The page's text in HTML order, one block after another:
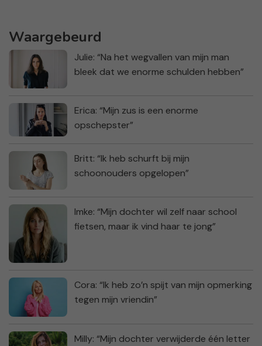
Waargebeurd
Julie: “Na het wegvallen van mijn man
bleek dat we enorme schulden hebben”
Erica: “Mijn zus is een enorme
opschepster”
Britt: “Ik heb schurft bij mijn
schoonouders opgelopen”
Imke: “Mijn dochter wil zelf naar school
fietsen, maar ik vind haar te jong”
Cora: “Ik heb zo’n spijt van mijn opmerking
tegen mijn vriendin”
Milly: “Mijn dochter verwijderde één letter